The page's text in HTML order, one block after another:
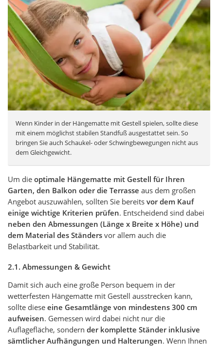
Wenn Kinder in der Hängematte mit Gestell spielen, sollte diese
mit einem möglichst stabilen Standfuß ausgestattet sein. So
bringen Sie auch Schaukel- oder Schwingbewegungen nicht aus
dem Gleichgewicht.
Um die optimale Hängematte mit Gestell für Ihren
Garten, den Balkon oder die Terrasse aus dem großen
Angebot auszuwählen, sollten Sie bereits vor dem Kauf
einige wichtige Kriterien prüfen. Entscheidend sind dabei
neben den Abmessungen (Länge x Breite x Höhe) und
dem Material des Ständers vor allem auch die
Belastbarkeit und Stabilität.
2.1. Abmessungen & Gewicht
Damit sich auch eine große Person bequem in der
wetterfesten Hängematte mit Gestell ausstrecken kann,
sollte diese eine Gesamtlänge von mindestens 300 cm
aufweisen. Gemessen wird dabei nicht nur die
Auflagefläche, sondern der komplette Ständer inklusive
sämtlicher Aufhängungen und Halterungen. Wenn Ihnen